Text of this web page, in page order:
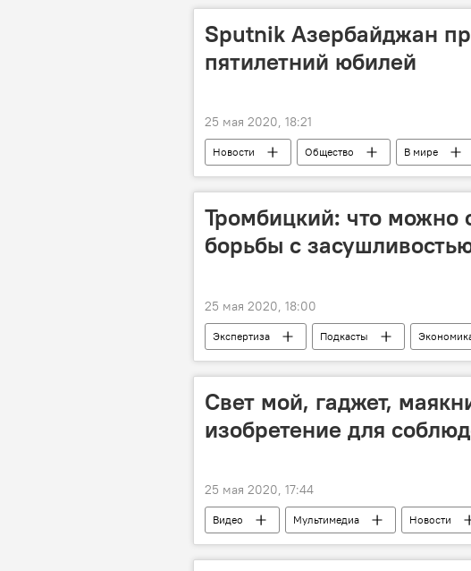
Sputnik Азербайджан
пятилетний юбилей
25 мая 2020, 18:21
Новости Общество В мире
Тромбицкий: что можно
борьбы с
25 мая 2020, 18:00
Экспертиза Подкасты
Общество
Новости
Свет мой, гаджет,
изобретение для
25 мая 2020, 17:44
Видео Мультимедиа Новости
Коронавирус